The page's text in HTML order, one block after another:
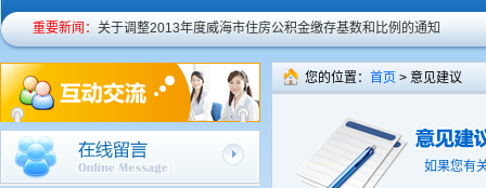
重要新闻： 关于调整2013年度威海市住房公积金缴存基数和比例的通知
关于发放个人住房公积金账户初始密码和完善个人住房公积金基础
我市住房公积金服务热线正式变更为12329
预告登记后要及时办理房屋产权证
关于修改个人密码的温馨提示
您的位置： 首页 > 意见建议
如果您有